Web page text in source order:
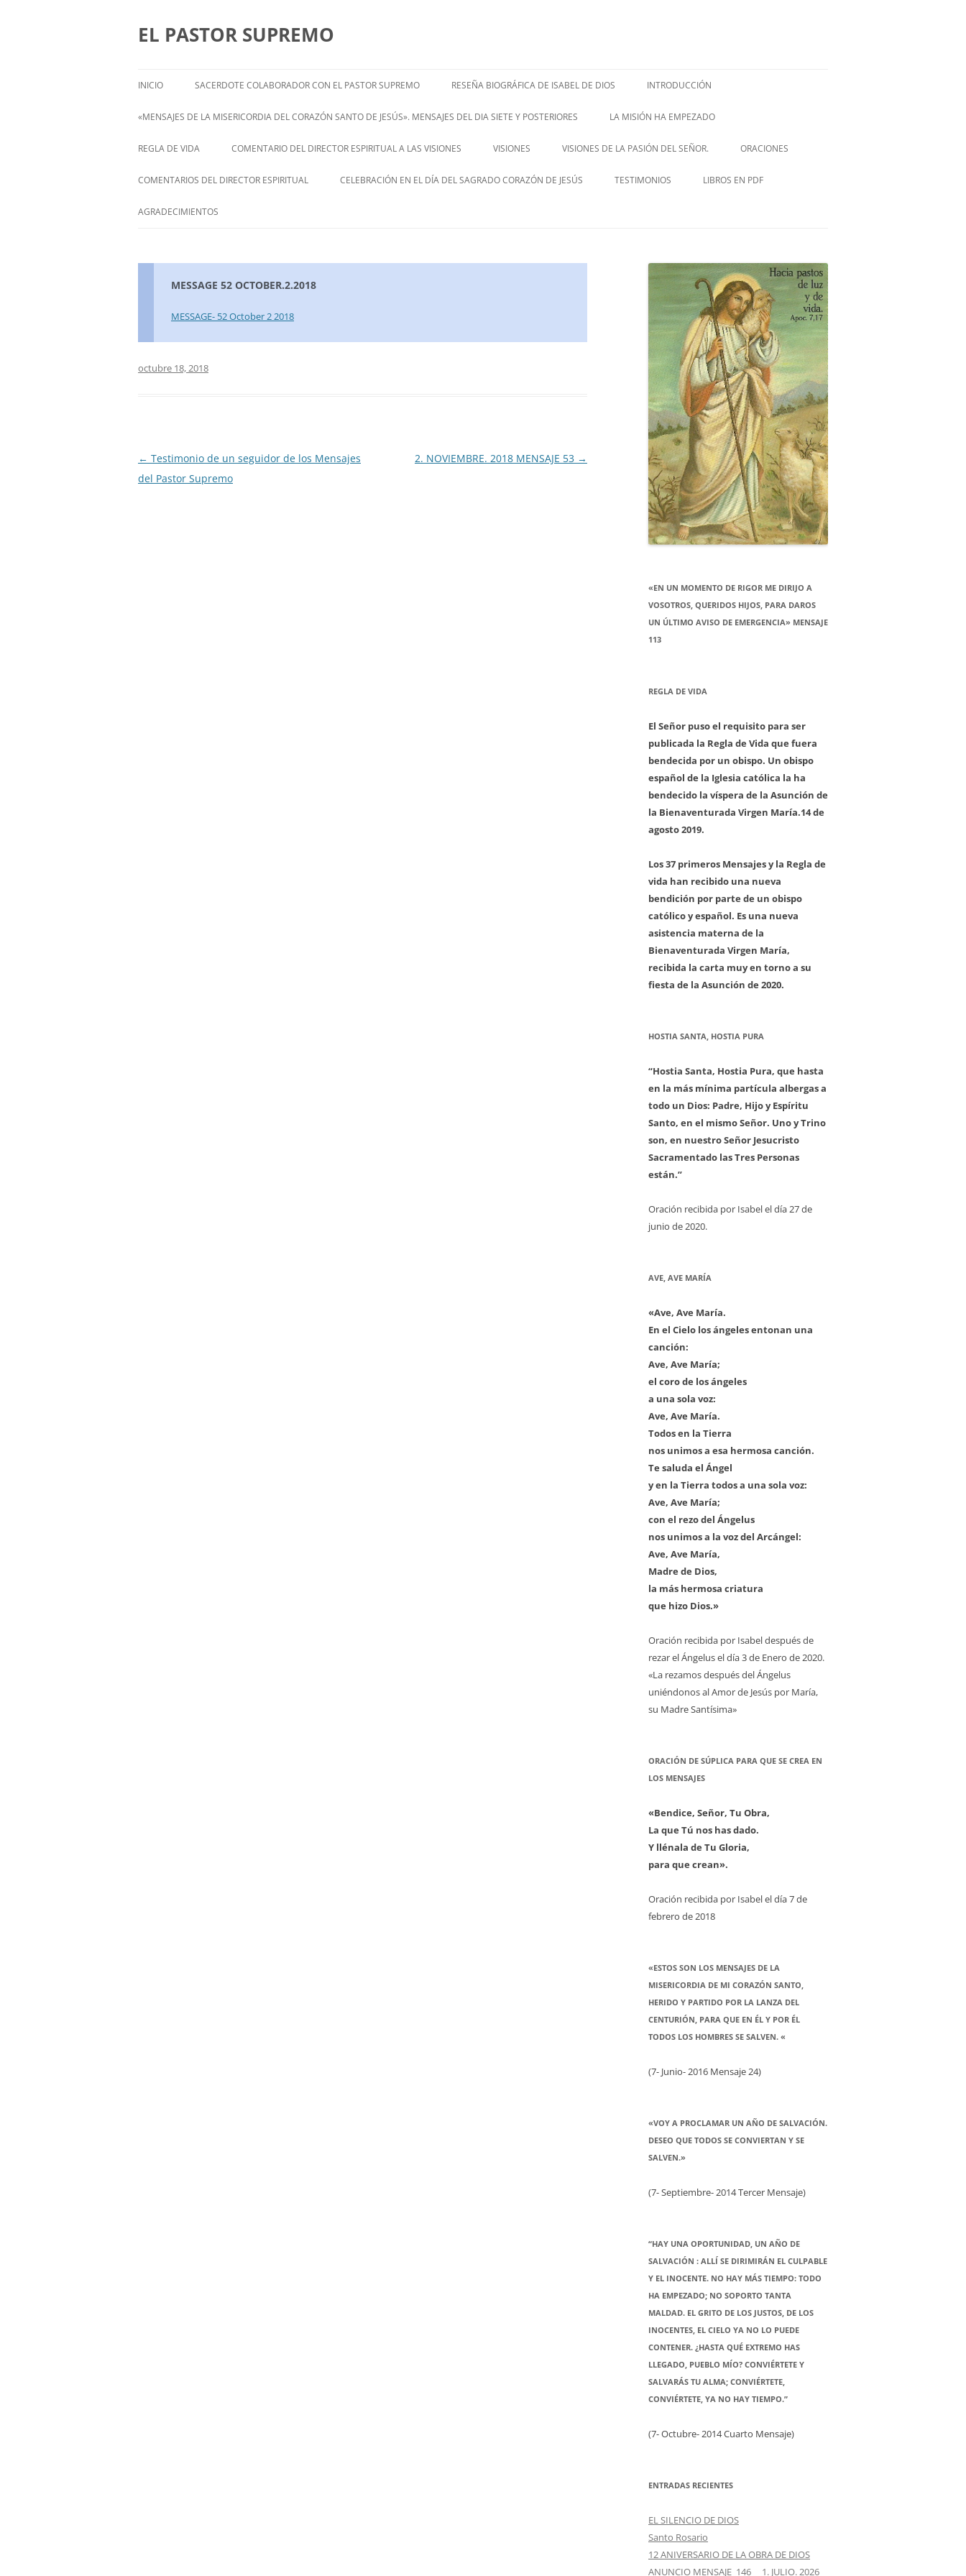
EL PASTOR SUPREMO
INICIO SACERDOTE COLABORADOR CON EL PASTOR SUPREMO RESEÑA BIOGRÁFICA DE ISABEL DE DIOS
ISABEL’S BIOGRAPHY
INTRODUCCIÓN
«MENSAJES DE LA MISERICORDIA DEL CORAZÓN SANTO DE JESÚS». MENSAJES DEL DIA SIETE Y POSTERIORES
ENGLISH
FRANÇAIS
ITALIANI
LA MISIÓN HA EMPEZADO
– ENGLISH –
REGLA DE VIDA COMENTARIO DEL DIRECTOR ESPIRITUAL A LAS VISIONES VISIONES
ENGLISH V
VISIONES DE LA PASIÓN DEL SEÑOR. ORACIONES
VIA CRUCIS
COMENTARIOS DEL DIRECTOR ESPIRITUAL
STATEMENT FROM THE SPIRITUAL
CELEBRACIÓN EN EL DÍA DEL SAGRADO CORAZÓN DE JESÚS TESTIMONIOS LIBROS EN PDF
AGRADECIMIENTOS
MESSAGE 52 OCTOBER.2.2018
MESSAGE- 52 October 2 2018
octubre 18, 2018
Navegación
de
← Testimonio de un seguidor de los Mensajes
del Pastor Supremo
2. NOVIEMBRE. 2018 MENSAJE 53 →
«EN UN MOMENTO DE RIGOR ME DIRIJO A
VOSOTROS, QUERIDOS HIJOS, PARA DAROS
UN ÚLTIMO AVISO DE EMERGENCIA» MENSAJE
113
REGLA DE VIDA
El Señor puso el requisito para ser
publicada la Regla de Vida que fuera
bendecida por un obispo. Un obispo
español de la Iglesia católica la ha
bendecido la víspera de la Asunción de
la Bienaventurada Virgen María.14 de
agosto 2019.
Los 37 primeros Mensajes y la Regla de
vida han recibido una nueva
bendición por parte de un obispo
católico y español. Es una nueva
asistencia materna de la
Bienaventurada Virgen María,
recibida la carta muy en torno a su
fiesta de la Asunción de 2020.
HOSTIA SANTA, HOSTIA PURA
“Hostia Santa, Hostia Pura, que hasta
en la más mínima partícula albergas a
todo un Dios: Padre, Hijo y Espíritu
Santo, en el mismo Señor. Uno y Trino
son, en nuestro Señor Jesucristo
Sacramentado las Tres Personas
están.”
Oración recibida por Isabel el día 27 de
junio de 2020.
AVE, AVE MARÍA
«Ave, Ave María.
En el Cielo los ángeles entonan una
canción:
Ave, Ave María;
el coro de los ángeles
a una sola voz:
Ave, Ave María.
Todos en la Tierra
nos unimos a esa hermosa canción.
Te saluda el Ángel
y en la Tierra todos a una sola voz:
Ave, Ave María;
con el rezo del Ángelus
nos unimos a la voz del Arcángel:
Ave, Ave María,
Madre de Dios,
la más hermosa criatura
que hizo Dios.»
Oración recibida por Isabel después de
rezar el Ángelus el día 3 de Enero de 2020.
«La rezamos después del Ángelus
uniéndonos al Amor de Jesús por María,
su Madre Santísima»
ORACIÓN DE SÚPLICA PARA QUE SE CREA EN
LOS MENSAJES
«Bendice, Señor, Tu Obra,
La que Tú nos has dado.
Y llénala de Tu Gloria,
para que crean».
Oración recibida por Isabel el día 7 de
febrero de 2018
«ESTOS SON LOS MENSAJES DE LA
MISERICORDIA DE MI CORAZÓN SANTO,
HERIDO Y PARTIDO POR LA LANZA DEL
CENTURIÓN, PARA QUE EN ÉL Y POR ÉL
TODOS LOS HOMBRES SE SALVEN. «
(7- Junio- 2016 Mensaje 24)
«VOY A PROCLAMAR UN AÑO DE SALVACIÓN.
DESEO QUE TODOS SE CONVIERTAN Y SE
SALVEN.»
(7- Septiembre- 2014 Tercer Mensaje)
“HAY UNA OPORTUNIDAD, UN AÑO DE
SALVACIÓN : ALLÍ SE DIRIMIRÁN EL CULPABLE
Y EL INOCENTE. NO HAY MÁS TIEMPO: TODO
HA EMPEZADO; NO SOPORTO TANTA
MALDAD. EL GRITO DE LOS JUSTOS, DE LOS
INOCENTES, EL CIELO YA NO LO PUEDE
CONTENER. ¿HASTA QUÉ EXTREMO HAS
LLEGADO, PUEBLO MÍO? CONVIÉRTETE Y
SALVARÁS TU ALMA; CONVIÉRTETE,
CONVIÉRTETE, YA NO HAY TIEMPO.”
(7- Octubre- 2014 Cuarto Mensaje)
ENTRADAS RECIENTES
EL SILENCIO DE DIOS
Santo Rosario
12 ANIVERSARIO DE LA OBRA DE DIOS
ANUNCIO MENSAJE 146 1. JULIO. 2026